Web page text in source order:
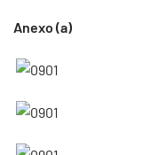
Anexo (a)